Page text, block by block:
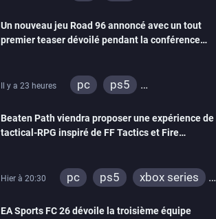
stadia
ps4
xbox one
switch 2
Un nouveau jeu Road 96 annoncé avec un tout
premier teaser dévoilé pendant la conférence
Il y a 23 heures pc
ps5
stadia
ps4
xbox one
Beaten Path viendra proposer une expérience de
tactical-RPG inspiré de FF Tactics et Fire
Hier à 20:30 pc ps5
xbox series
EA Sports FC 26 dévoile la troisième équipe